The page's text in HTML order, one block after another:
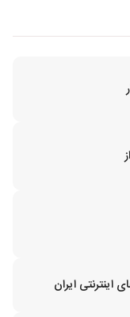
اینترنتی ایران